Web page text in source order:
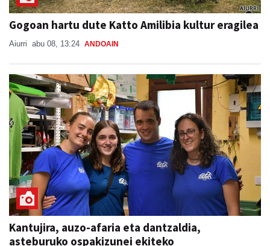
Gogoan hartu dute Katto Amilibia kultur eragilea
Aiurri abu 08, 13:24 ANDOAIN
Kantujira, auzo-afaria eta dantzaldia,
asteburuko ospakizunei ekiteko